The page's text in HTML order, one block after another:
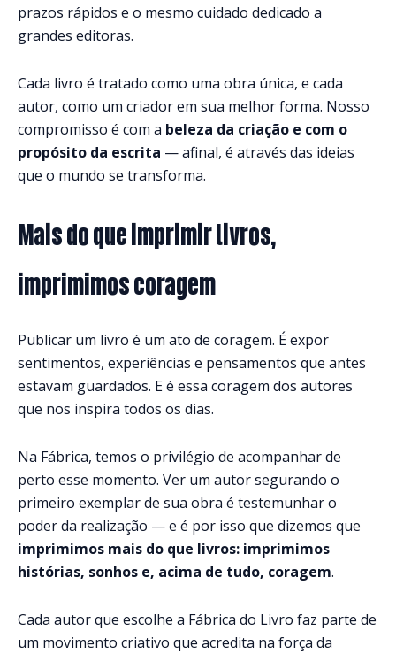
prazos rápidos e o mesmo cuidado dedicado a
grandes editoras.
Cada livro é tratado como uma obra única, e cada
autor, como um criador em sua melhor forma. Nosso
compromisso é com a beleza da criação e com o
propósito da escrita — afinal, é através das ideias
que o mundo se transforma.
Mais do que imprimir livros,
imprimimos coragem
Publicar um livro é um ato de coragem. É expor
sentimentos, experiências e pensamentos que antes
estavam guardados. E é essa coragem dos autores
que nos inspira todos os dias.
Na Fábrica, temos o privilégio de acompanhar de
perto esse momento. Ver um autor segurando o
primeiro exemplar de sua obra é testemunhar o
poder da realização — e é por isso que dizemos que
imprimimos mais do que livros: imprimimos
histórias, sonhos e, acima de tudo, coragem.
Cada autor que escolhe a Fábrica do Livro faz parte de
um movimento criativo que acredita na força da